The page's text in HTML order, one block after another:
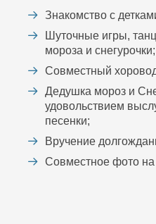
Знакомство с
Шуточные игры,
мороза и снегурочки;
Совместный
Дедушка мороз и
удовольствием
песенки;
Вручение
Совместное фото на